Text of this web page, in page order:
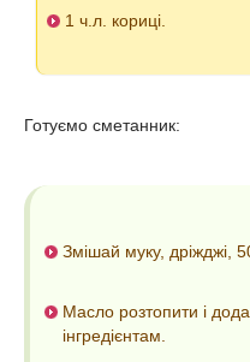
1 ч.л. кориці.
Готуємо сметанник:
Змішай муку, дріжджі,
Масло розтопити і
інгредієнтам.